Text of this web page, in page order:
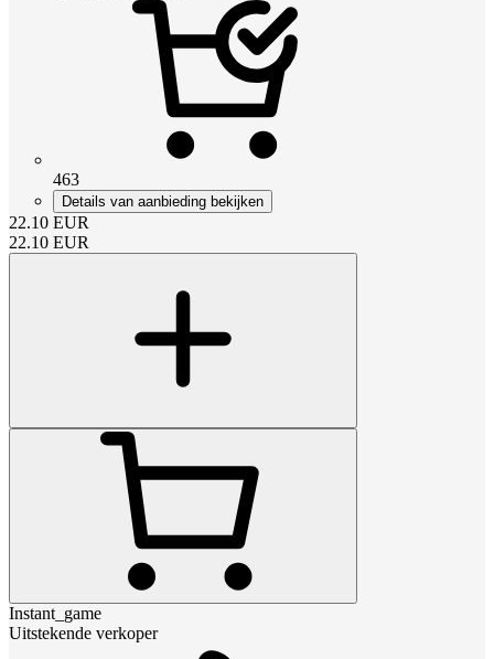
463
Details van aanbieding bekijken
22.10 EUR
22.10 EUR
Instant_game
Uitstekende verkoper